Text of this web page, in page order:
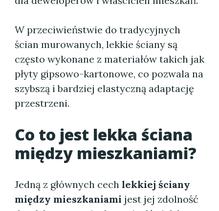
W przeciwieństwie do tradycyjnych
ścian murowanych, lekkie ściany są
często wykonane z materiałów takich jak
płyty gipsowo-kartonowe, co pozwala na
szybszą i bardziej elastyczną adaptację
przestrzeni.
Co to jest lekka ściana
między mieszkaniami?
Jedną z głównych cech lekkiej ściany
między mieszkaniami jest jej zdolność